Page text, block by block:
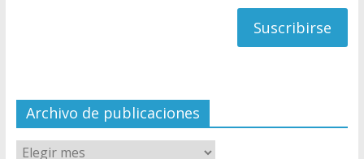
el
Archivo de publicaciones